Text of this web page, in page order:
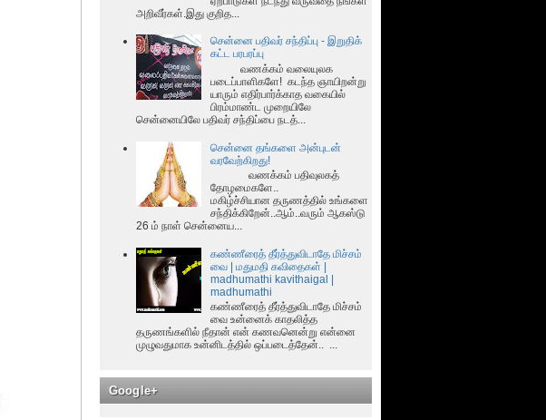
அறிவீர்கள்.இது குறித...
சென்னை பதிவர் சந்திப்பு - இறுதிக்
கட்ட பரபரப்பு
வணக்கம் வலையுலக
படைப்பாளிகளே! கடந்த ஞாயிறன்று
யாரும் எதிர்பார்க்காத வகையில்
பிரம்மாண்ட முறையிலே
சென்னையிலே பதிவர் சந்திப்பை நடத்...
சென்னை தங்களை அன்புடன்
வரவேற்கிறது!
வணக்கம் பதிவுலகத்
தோழமைகளே..
மகிழ்ச்சியான தருணத்தில் உங்களை
சந்திக்கிறேன்..ஆம்..வரும் ஆகஸ்டு
26 ம் நாள் சென்னைய...
கண்ணீரைத் தீர்த்துவிடாதே மிச்சம்
வை | மதுமதி கவிதைகள் |
madhumathi kavithaigal |
madhumathi
கண்ணீரைத் தீர்த்துவிடாதே மிச்சம்
வை உன்னைக் காதலித்த
தருணங்களில் நீதான் என் கணவனென்று என்னை
முழுவதுமாக உன்னிடத்தில் ஒப்படைத்தேன்.. ...
Google+